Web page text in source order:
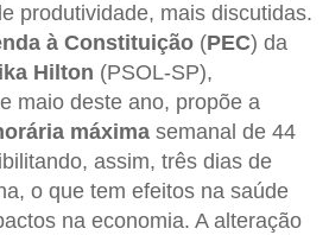
produtividade, mais discutidas.
à Constituição (PEC) da
Hilton (PSOL-SP),
maio deste ano, propõe a
máxima semanal de 44
assim, três dias de
o que tem efeitos na saúde
na economia. A alteração